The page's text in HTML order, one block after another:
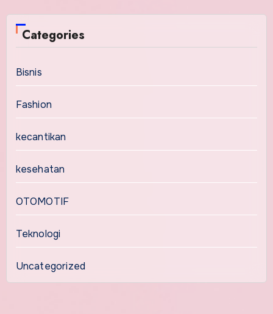
Categories
Bisnis
Fashion
kecantikan
kesehatan
OTOMOTIF
Teknologi
Uncategorized